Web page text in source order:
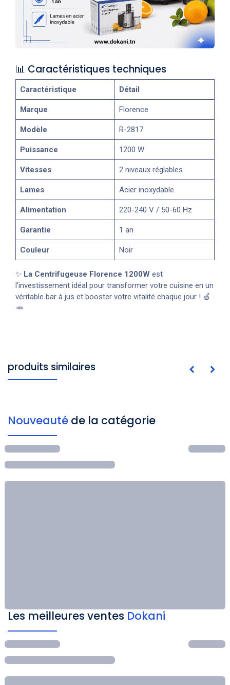
📊 Caractéristiques techniques
Caractéristique Détail
Marque Florence
Modèle R-2817
Puissance 1200 W
Vitesses 2 niveaux réglables
Lames Acier inoxydable
Alimentation 220-240 V / 50-60 Hz
Garantie 1 an
Couleur Noir
✨ La Centrifugeuse Florence 1200W est
l'investissement idéal pour transformer votre cuisine en un
véritable bar à jus et booster votre vitalité chaque jour ! 🍏
🥕
produits similaires
Nouveauté de la catégorie
Les meilleures ventes Dokani